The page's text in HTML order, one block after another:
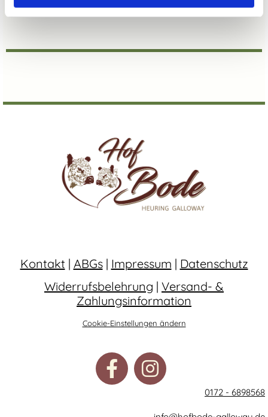
Kontakt | ABGs| Impressum | Datenschutz
Widerrufsbelehrung | Versand- &
Zahlungsinformation
Cookie-Einstellungen ändern
0172 - 6898568